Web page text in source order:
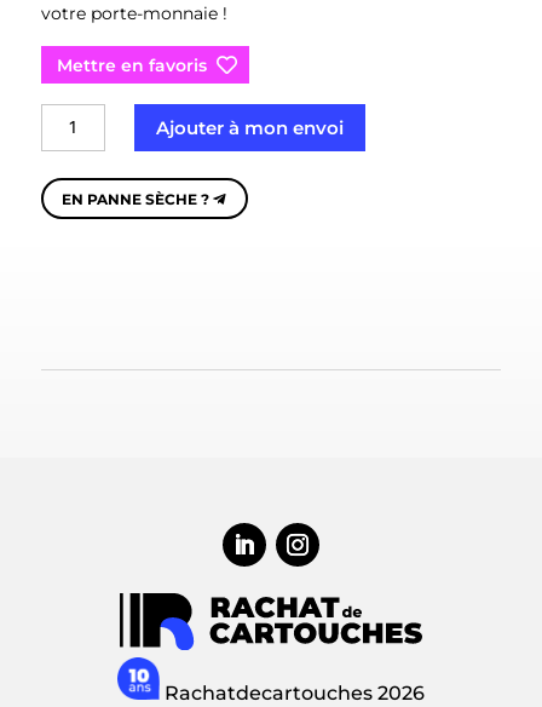
votre porte-monnaie !
Mettre en favoris
quantité
de
Brother
TN243-
TN247
Ajouter à mon envoi
EN PANNE SÈCHE ?
Rachatdecartouches 2026